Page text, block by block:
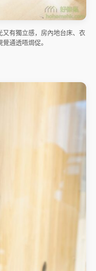
有獨立感，房內地台床、衣
通透唔焗促。